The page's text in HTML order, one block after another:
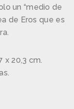
un “medio de
de Eros que es
x 20,3 cm.